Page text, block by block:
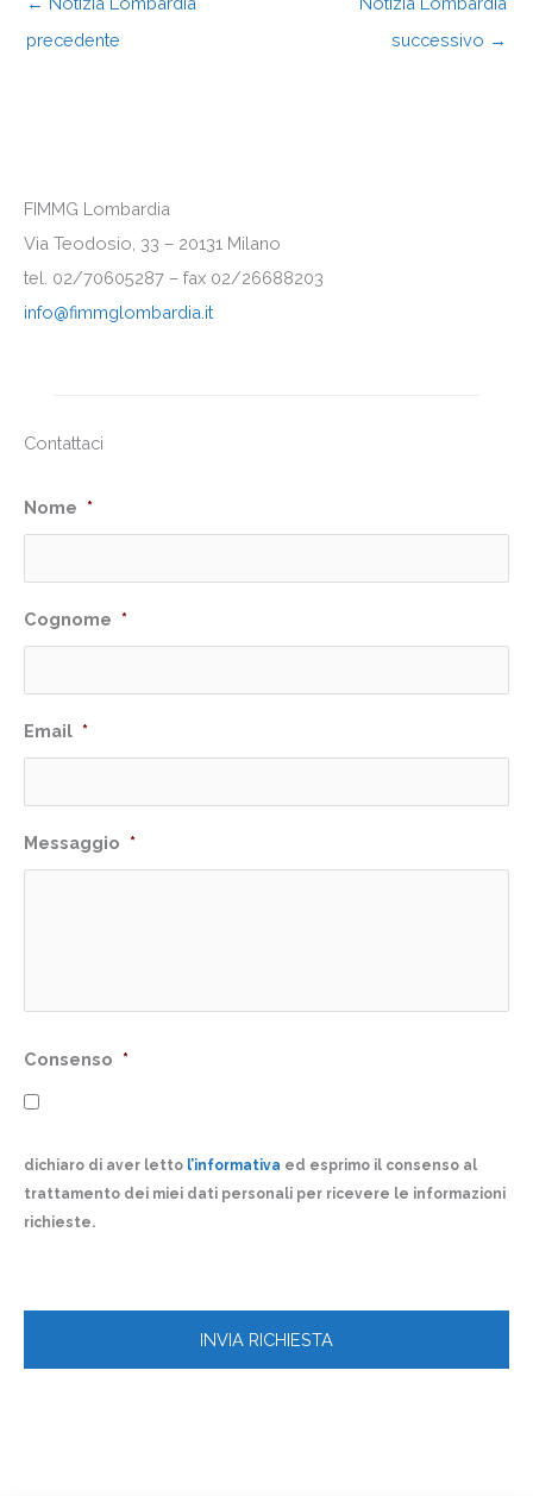
precedente
successivo →
FIMMG Lombardia
Via Teodosio, 33 – 20131 Milano
tel. 02/70605287 – fax 02/26688203
info@fimmglombardia.it
Contattaci
Nome *
Cognome *
Email *
Messaggio *
Consenso *
dichiaro di aver letto l’informativa ed esprimo il consenso al
trattamento dei miei dati personali per ricevere le informazioni
richieste.